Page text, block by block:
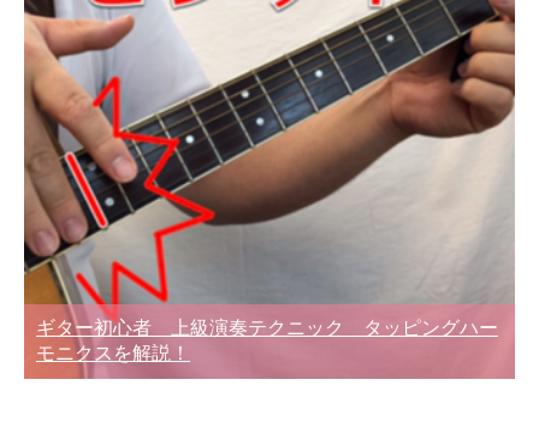
ギター初心者 上級演奏テクニック タッピングハー
モニクスを解説！